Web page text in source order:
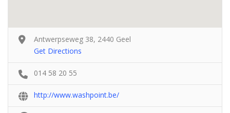
Antwerpseweg 38, 2440 Geel
Get Directions
014 58 20 55
http://www.washpoint.be/